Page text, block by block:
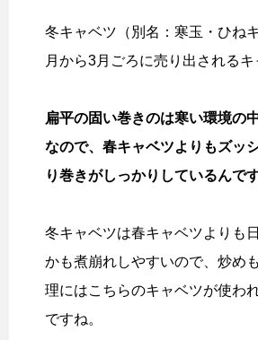
冬キャベツ（別名：寒玉・ひね
月から3月ごろに売り出されるキ
扁平の固い巻きのは寒い環境の
なので、春キャベツよりもズッ
り巻きがしっかりしているんです
冬キャベツは春キャベツよりも
かも煮崩れしやすいので、炒め
理にはこちらのキャベツが使わ
ですね。